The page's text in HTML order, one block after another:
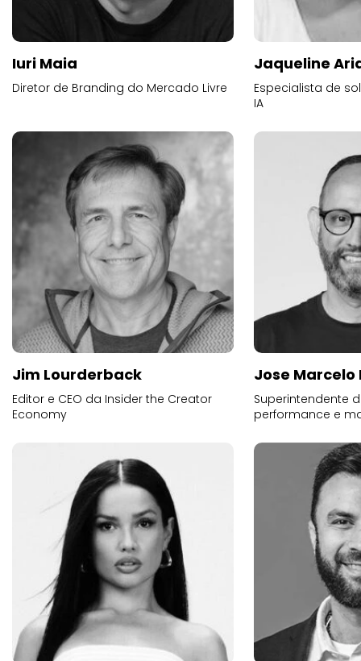
Iuri Maia
Diretor de Branding do Mercado Livre
Jaqueline
Especialista de
IA
Jim Lourderback
Editor e CEO da Insider the Creator
Economy
Jose Marcelo
Superintendente
performance e